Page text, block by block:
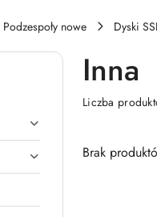
Podzespoły nowe Dyski
Inna
Liczba
Brak